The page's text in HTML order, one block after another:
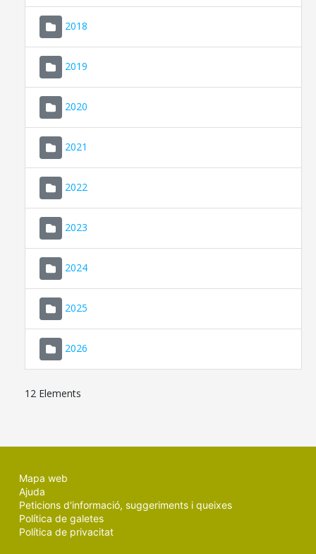
2018
2019
2020
2021
2022
2023
2024
2025
2026
12 Elements
Mapa web
Ajuda
Peticions d'informació, suggeriments i queixes
Política de galetes
Política de privacitat